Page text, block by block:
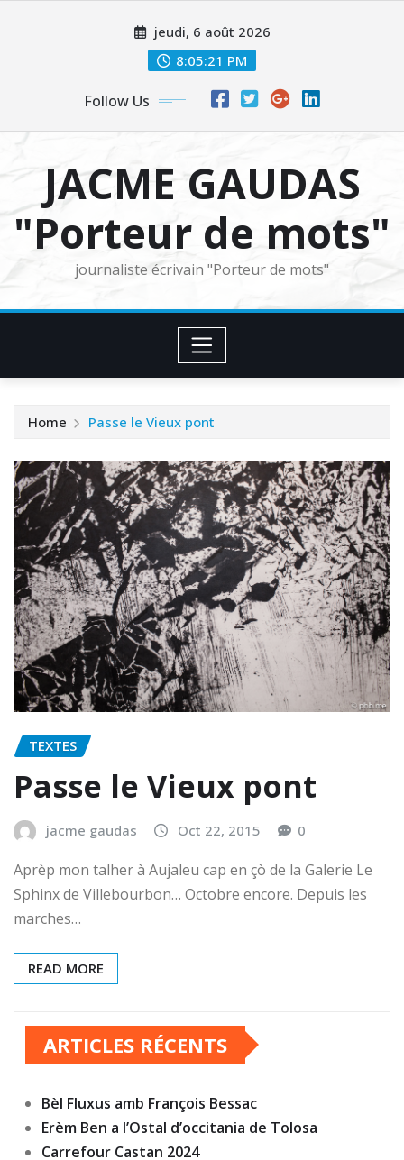
jeudi, 6 août 2026
8:05:22 PM
Follow Us
JACME GAUDAS
"Porteur de mots"
journaliste écrivain "Porteur de mots"
Home Passe le Vieux pont
TEXTES
Passe le Vieux pont
jacme gaudas Oct 22, 2015 0
Aprèp mon talher à Aujaleu cap en çò de la Galerie Le
Sphinx de Villebourbon… Octobre encore. Depuis les
marches…
READ MORE
ARTICLES RÉCENTS
Bèl Fluxus amb François Bessac
Erèm Ben a l’Ostal d’occitania de Tolosa
Carrefour Castan 2024